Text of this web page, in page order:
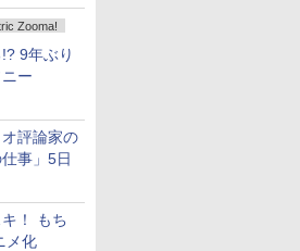
Zooma!
9年ぶり
ー
評論家の
事」5日
キ！ もち
メ化